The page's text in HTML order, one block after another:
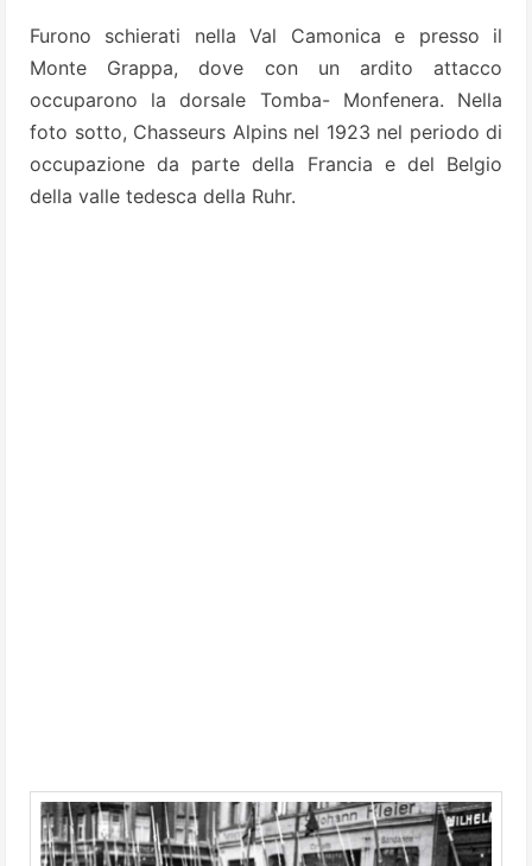
Furono schierati nella Val Camonica e presso il
Monte Grappa, dove con un ardito attacco
occuparono la dorsale Tomba- Monfenera. Nella
foto sotto, Chasseurs Alpins nel 1923 nel periodo di
occupazione da parte della Francia e del Belgio
della valle tedesca della Ruhr.